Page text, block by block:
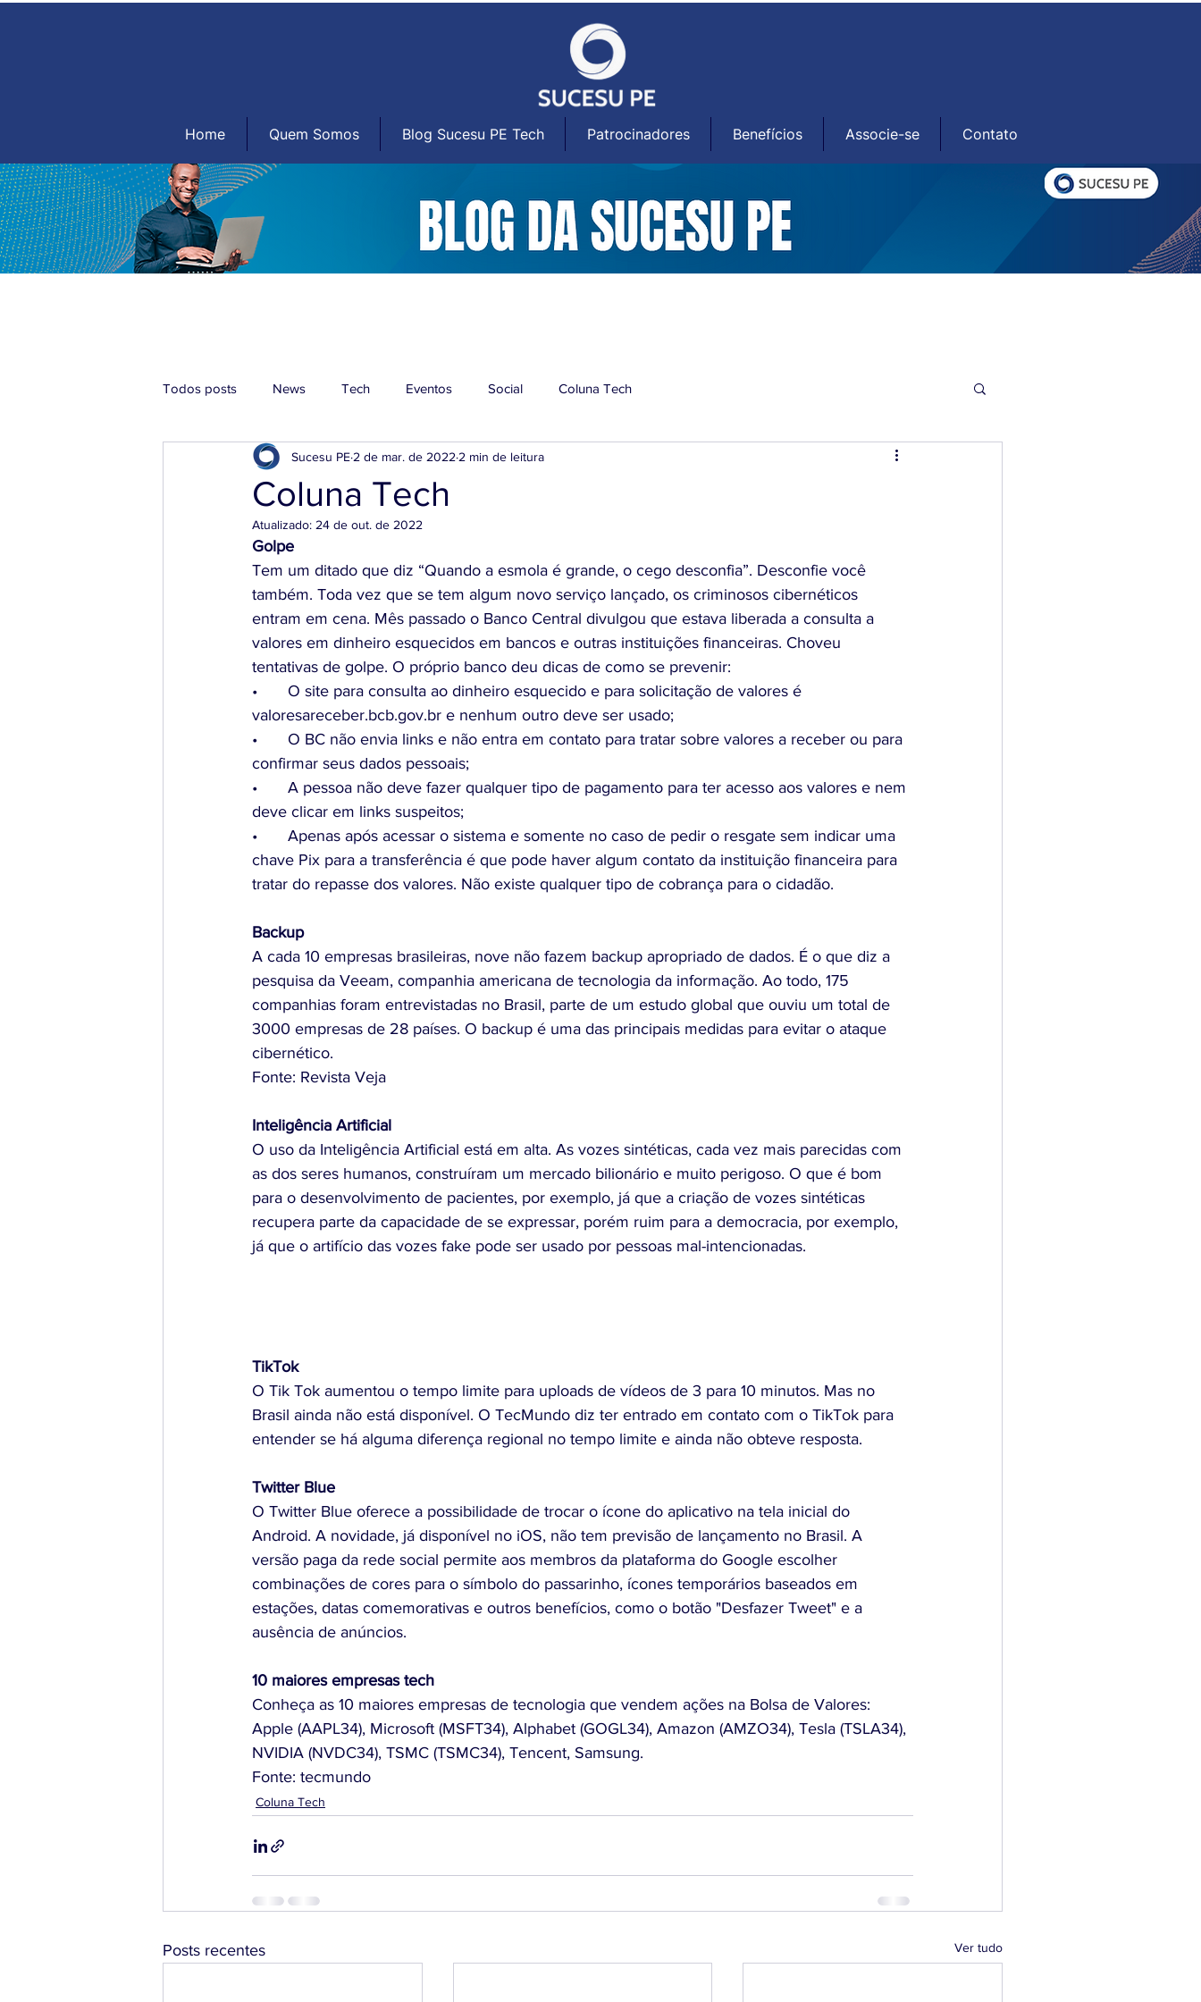
Home Quem Somos Blog Sucesu PE Tech Patrocinadores Benefícios Associe-se Contato
Todos posts News Tech Eventos Social Coluna Tech
Coluna Tech
Sucesu PE 2 de mar. de 2022 2 min de leitura
Atualizado: 24 de out. de 2022
Golpe
Tem um ditado que diz “Quando a esmola é grande, o cego desconfia”. Desconfie você
também. Toda vez que se tem algum novo serviço lançado, os criminosos cibernéticos
entram em cena. Mês passado o Banco Central divulgou que estava liberada a consulta a
valores em dinheiro esquecidos em bancos e outras instituições financeiras. Choveu
tentativas de golpe. O próprio banco deu dicas de como se prevenir:
•	O site para consulta ao dinheiro esquecido e para solicitação de valores é
valoresareceber.bcb.gov.br e nenhum outro deve ser usado;
•	O BC não envia links e não entra em contato para tratar sobre valores a receber ou para
confirmar seus dados pessoais;
•	A pessoa não deve fazer qualquer tipo de pagamento para ter acesso aos valores e nem
deve clicar em links suspeitos;
•	Apenas após acessar o sistema e somente no caso de pedir o resgate sem indicar uma
chave Pix para a transferência é que pode haver algum contato da instituição financeira para
tratar do repasse dos valores. Não existe qualquer tipo de cobrança para o cidadão.
Backup
A cada 10 empresas brasileiras, nove não fazem backup apropriado de dados. É o que diz a
pesquisa da Veeam, companhia americana de tecnologia da informação. Ao todo, 175
companhias foram entrevistadas no Brasil, parte de um estudo global que ouviu um total de
3000 empresas de 28 países. O backup é uma das principais medidas para evitar o ataque
cibernético.
Fonte: Revista Veja
Inteligência Artificial
O uso da Inteligência Artificial está em alta. As vozes sintéticas, cada vez mais parecidas com
as dos seres humanos, construíram um mercado bilionário e muito perigoso. O que é bom
para o desenvolvimento de pacientes, por exemplo, já que a criação de vozes sintéticas
recupera parte da capacidade de se expressar, porém ruim para a democracia, por exemplo,
já que o artifício das vozes fake pode ser usado por pessoas mal-intencionadas.
TikTok
O Tik Tok aumentou o tempo limite para uploads de vídeos de 3 para 10 minutos. Mas no
Brasil ainda não está disponível. O TecMundo diz ter entrado em contato com o TikTok para
entender se há alguma diferença regional no tempo limite e ainda não obteve resposta.
Twitter Blue
O Twitter Blue oferece a possibilidade de trocar o ícone do aplicativo na tela inicial do
Android. A novidade, já disponível no iOS, não tem previsão de lançamento no Brasil. A
versão paga da rede social permite aos membros da plataforma do Google escolher
combinações de cores para o símbolo do passarinho, ícones temporários baseados em
estações, datas comemorativas e outros benefícios, como o botão "Desfazer Tweet" e a
ausência de anúncios.
10 maiores empresas tech
Conheça as 10 maiores empresas de tecnologia que vendem ações na Bolsa de Valores:
Apple (AAPL34), Microsoft (MSFT34), Alphabet (GOGL34), Amazon (AMZO34), Tesla (TSLA34),
NVIDIA (NVDC34), TSMC (TSMC34), Tencent, Samsung.
Fonte: tecmundo
Coluna Tech
Posts recentes Ver tudo